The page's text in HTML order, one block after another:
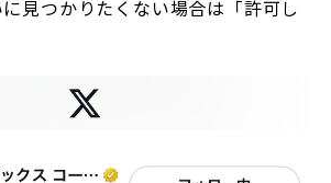
見つかりたくない場合は「許可し